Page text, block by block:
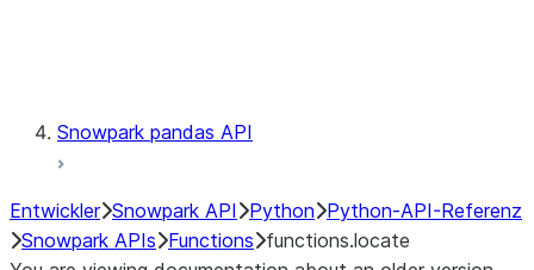
Snowpark pandas API
Entwickler Snowpark API Python Python-API-Referenz
Snowpark APIs Functions functions.locate